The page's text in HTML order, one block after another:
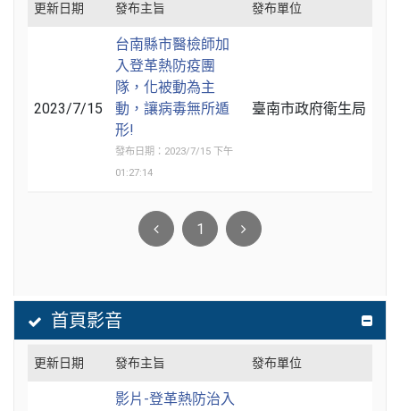
更新日期 發布主旨 發布單位
2023/7/15
台南縣市醫檢師加
入登革熱防疫團
隊，化被動為主
動，讓病毒無所遁
形!
發布日期：2023/7/15 下午
01:27:14
臺南市政府衛生局
1
首頁影音
更新日期 發布主旨 發布單位
影片-登革熱防治入